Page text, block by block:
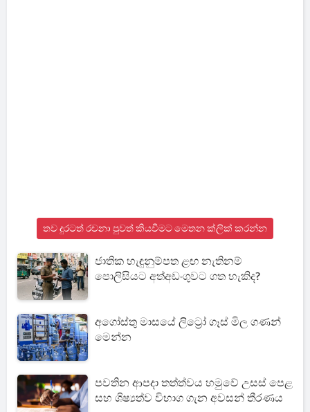
තව දුරටත් රචනා පුවත් කියවීමට මෙතන ක්ලික් කරන්න
ජාතික හැඳුනුම්පත ළඟ නැතිනම්
පොලිසියට අත්අඩංගුවට ගත හැකිද?
අගෝස්තු මාසයේ ලිට්‍රෝ ගෑස් මිල ගණන්
මෙන්න
පවතින ආපදා තත්ත්වය හමුවේ උසස් පෙළ
සහ ශිෂ්‍යත්ව විභාග ගැන අවසන් තීරණය